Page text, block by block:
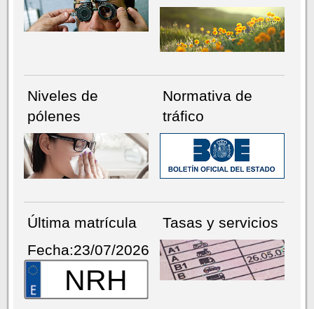
Niveles de
pólenes
Normativa de
tráfico
Última matrícula
Fecha:23/07/2026
NRH
Tasas y servicios